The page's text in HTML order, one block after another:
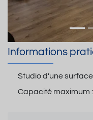
Informations
Studio d'une
Capacité maximum :